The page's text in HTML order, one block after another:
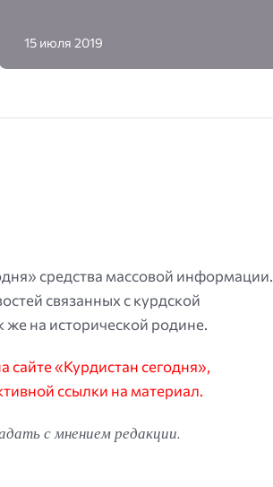
15 июля 2019
средства массовой информации.
связанных с курдской
же на исторической родине.
«Курдистан сегодня»,
ссылки на материал.
с мнением редакции.